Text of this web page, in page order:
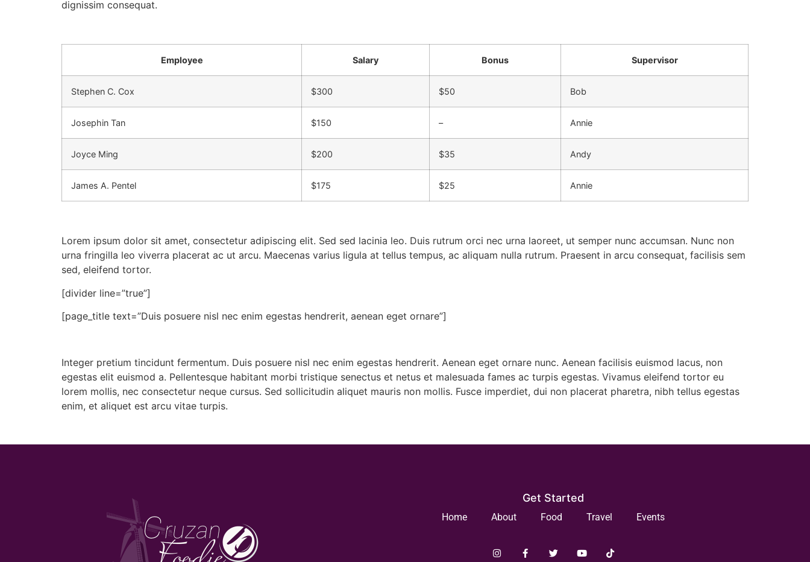
dignissim consequat.
Employee Salary Bonus Supervisor
Stephen C. Cox $300 $50 Bob
Josephin Tan $150 – Annie
Joyce Ming $200 $35 Andy
James A. Pentel $175 $25 Annie
Lorem ipsum dolor sit amet, consectetur adipiscing elit. Sed sed lacinia leo. Duis rutrum orci nec urna laoreet, ut semper nunc accumsan. Nunc non
urna fringilla leo viverra placerat ac ut arcu. Maecenas varius ligula at tellus tempus, ac aliquam nulla rutrum. Praesent in arcu consequat, facilisis sem
sed, eleifend tortor.
[divider line=”true”]
[page_title text=”Duis posuere nisl nec enim egestas hendrerit, aenean eget ornare”]
Integer pretium tincidunt fermentum. Duis posuere nisl nec enim egestas hendrerit. Aenean eget ornare nunc. Aenean facilisis euismod lacus, non
egestas elit euismod a. Pellentesque habitant morbi tristique senectus et netus et malesuada fames ac turpis egestas. Vivamus eleifend tortor eu
lorem mollis, nec consectetur neque cursus. Sed sollicitudin aliquet mauris non mollis. Fusce imperdiet, dui non placerat pharetra, nibh tellus egestas
enim, et aliquet est arcu vitae turpis.
Get Started
Home About Food Travel Events